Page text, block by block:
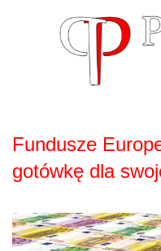
Fundusze
gotówkę dla